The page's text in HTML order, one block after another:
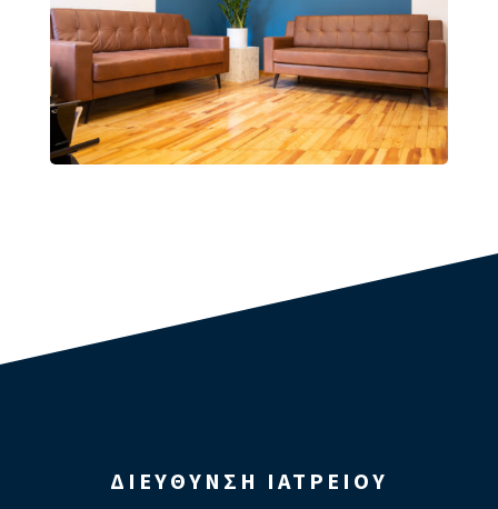
ΔΙΕΥΘΥΝΣΗ ΙΑΤΡΕΙΟΥ